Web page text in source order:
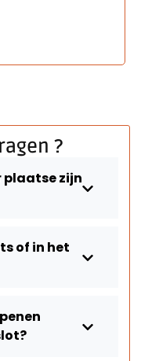
?
plaatse zijn
of in het